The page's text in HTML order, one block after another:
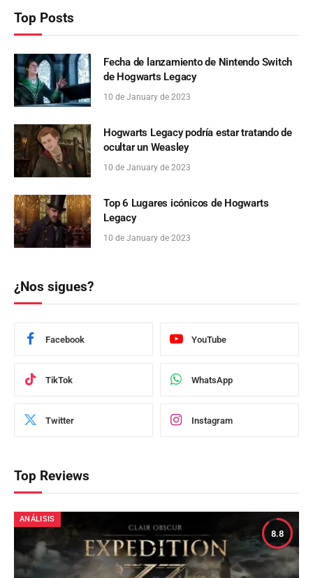
Top Posts
Fecha de lanzamiento de Nintendo Switch
de Hogwarts Legacy
10 de January de 2023
Hogwarts Legacy podría estar tratando de
ocultar un Weasley
10 de January de 2023
Top 6 Lugares icónicos de Hogwarts
Legacy
10 de January de 2023
¿Nos sigues?
Facebook YouTube
TikTok WhatsApp
Twitter Instagram
Top Reviews
8.8
ANÁLISIS